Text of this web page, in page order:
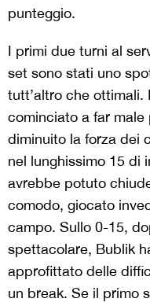
punteggio.
I primi due turni al
set sono stati uno
tutt’altro che
cominciato a far male
diminuito la forza dei
nel lunghissimo 15 di
avrebbe potuto
comodo, giocato
campo. Sullo 0-15,
spettacolare, Bublik
approfittato delle
un break. Se il primo